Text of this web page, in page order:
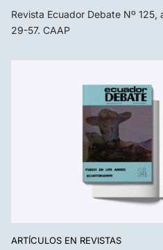
Revista Ecuador Debate Nº
29-57. CAAP
ARTÍCULOS EN REVISTAS